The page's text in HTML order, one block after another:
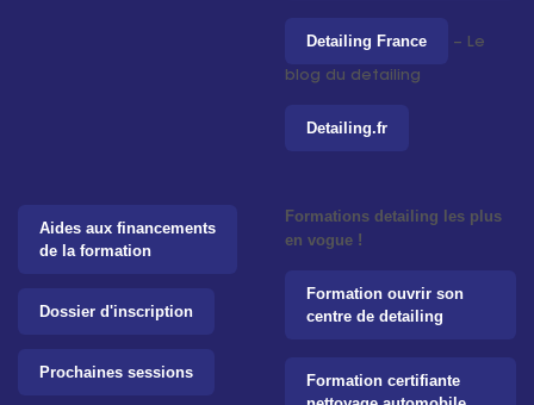
Detailing France – Le
blog du detailing
Detailing.fr
Aides aux financements
de la formation
Dossier d'inscription
Prochaines sessions
Formations detailing les plus
en vogue !
Formation ouvrir son
centre de detailing
Formation certifiante